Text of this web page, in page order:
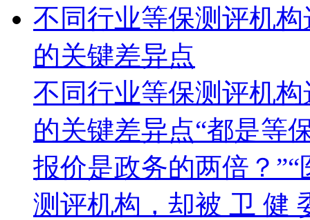
不同行业等保测评机
的关键差异点
不同行业等保测评机
的关键差异点“都是等
报价是政务的两倍？
测评机构，却被 卫 健